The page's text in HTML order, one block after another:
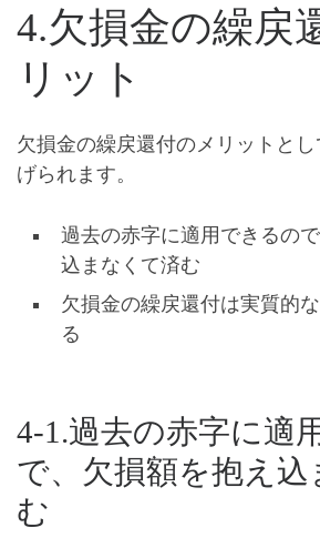
4.欠損金の繰戻
リット
欠損金の繰戻還付のメリットと
げられます。
過去の赤字に適用できるの
込まなくて済む
欠損金の繰戻還付は実質的
る
4-1.過去の赤字に適
で、欠損額を抱え
む